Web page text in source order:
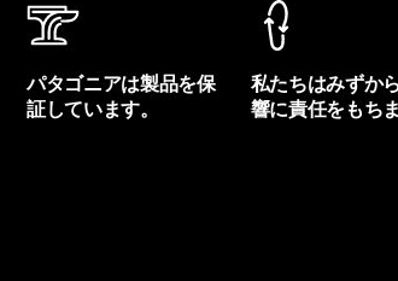
パタゴニアは製品を保
証しています。
私たちはみずか
響に責任をもちま